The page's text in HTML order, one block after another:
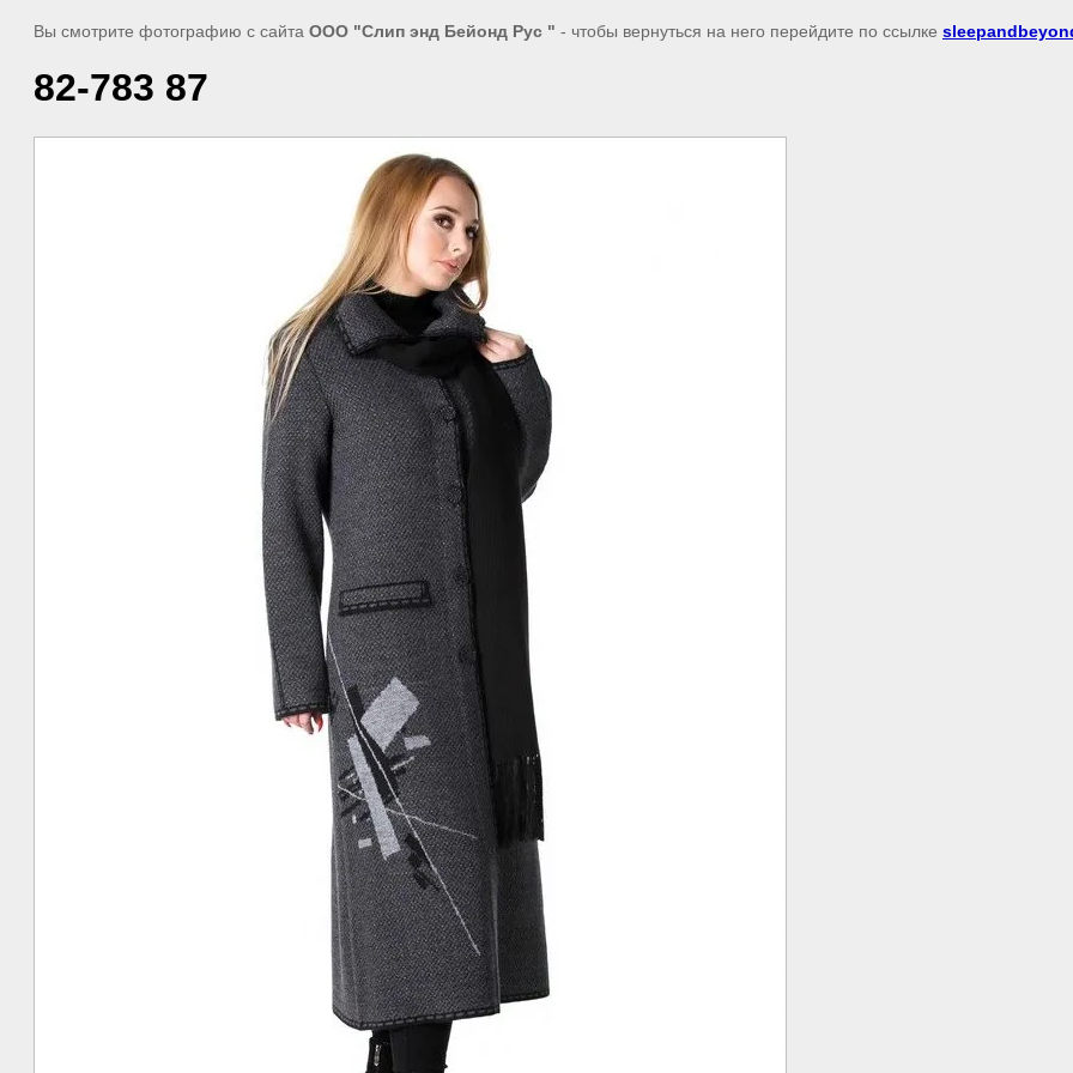
Вы смотрите фотографию с сайта ООО "Слип энд Бейонд Рус " - чтобы вернуться на него перейдите по ссылке
82-783 87